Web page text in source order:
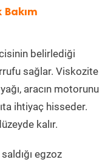
belirlediği
sağlar. Viskozite
aracın motorunu
ihtiyaç hisseder.
kalır.
egzoz